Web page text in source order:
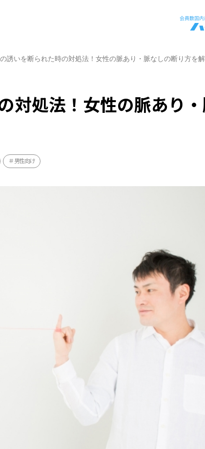
誘いを断られた時の対処法！女性の脈あり・脈なしの断り方を
対処法！女性の脈あり
男性向け